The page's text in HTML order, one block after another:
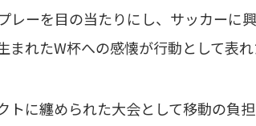
ーを目の当たりにし、サッカーに
れたW杯への感懐が行動として表れ
に纏められた大会として移動の負